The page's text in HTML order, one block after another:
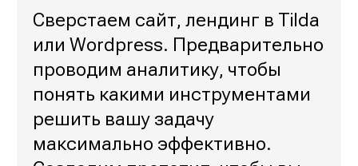
Сверстаем сайт, лендинг в Tilda
или Wordpress. Предварительно
проводим аналитику, чтобы
понять какими инструментами
решить вашу задачу
максимально эффективно.